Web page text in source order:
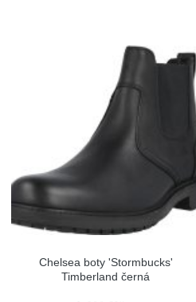
Chelsea boty 'Stormbucks'
Timberland černá